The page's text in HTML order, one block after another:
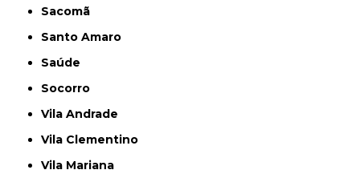
Sacomã
Santo Amaro
Saúde
Socorro
Vila Andrade
Vila Clementino
Vila Mariana